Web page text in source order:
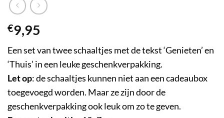
€9,95
Een set van twee schaaltjes met de tekst ‘Genieten’ en
‘Thuis’ in een leuke geschenkverpakking.
Let op: de schaaltjes kunnen niet aan een cadeaubox
toegevoegd worden. Maar ze zijn door de
geschenkverpakking ook leuk om zo te geven.